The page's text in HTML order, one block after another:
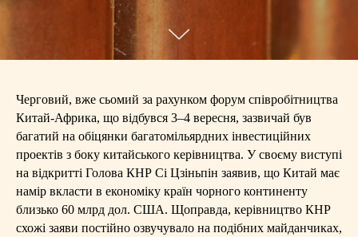
Черговий, вже сьомий за рахунком форум співробітництва
Китай-Африка, що відбувся 3–4 вересня, зазвичай був
багатий на обіцянки багатомільярдних інвестиційних
проектів з боку китайського керівництва. У своєму виступі
на відкритті Голова КНР Сі Цзіньпін заявив, що Китай має
намір вкласти в економіку країн чорного континенту
близько 60 млрд дол. США. Щоправда, керівництво КНР
схожі заяви постійно озвучувало на подібних майданчиках,